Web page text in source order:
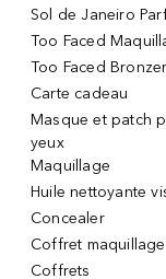
Sol de Janeiro
Too Faced
Too Faced Bronzer
Carte cadeau
Masque et patch
yeux
Maquillage
Huile nettoyante
Concealer
Coffret maquillage
Coffrets